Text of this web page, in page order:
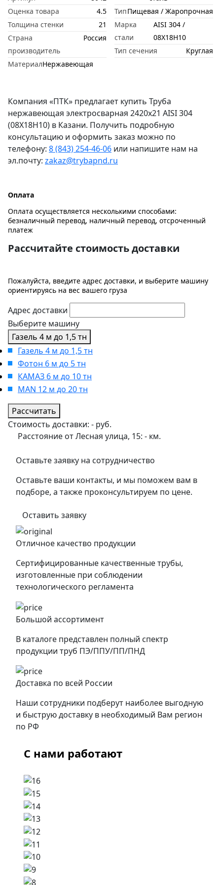
Оценка товара
4.5
Толщина стенки
21
Страна
производитель
Россия
МатериалНержавеющая
ТипПищевая / Жаропрочная
Марка
стали
AISI 304 /
08Х18Н10
Тип сечения
Круглая
Компания «ПТК» предлагает купить Труба
нержавеющая электросварная 2420х21 AISI 304
(08Х18Н10) в Казани. Получить подробную
консультацию и оформить заказ можно по
телефону: 8 (843) 254-46-06 или напишите нам на
эл.почту: zakaz@trybapnd.ru
Оплата
Оплата осуществляется несколькими способами:
безналичный перевод, наличный перевод, отсроченный
платеж
Рассчитайте стоимость доставки
Пожалуйста, введите адрес доставки, и выберите машину
ориентируясь на вес вашего груза
Адрес доставки
Выберите машину
Газель 4 м до 1,5 тн
Газель 4 м до 1,5 тн
Фотон 6 м до 5 тн
КАМАЗ 6 м до 10 тн
MAN 12 м до 20 тн
Рассчитать
Стоимость доставки: - руб.
Расстояние от Лесная улица, 15: - км.
Оставьте заявку на сотрудничество
Оставьте ваши контакты, и мы поможем вам в
подборе, а также проконсультируем по цене.
Оставить заявку
Отличное качество продукции
Сертифицированные качественные трубы,
изготовленные при соблюдении
технологического регламента
Большой ассортимент
В каталоге представлен полный спектр
продукции труб ПЭ/ППУ/ПП/ПНД
Доставка по всей России
Наши сотрудники подберут наиболее выгодную
и быструю доставку в необходимый Вам регион
по РФ
С нами работают